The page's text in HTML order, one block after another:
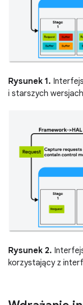
Rysunek 1.
i starszych wersjach
Rysunek 2.
korzystający z